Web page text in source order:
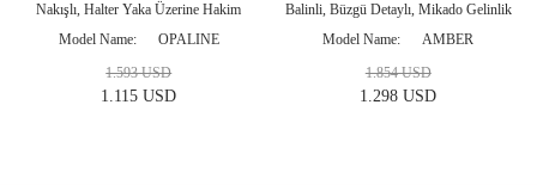
Nakışlı, Halter Yaka Üzerine Hakim
Yaka, İşlemeli Dantelli, Sırt Dekolteli, V
Model Name OPALINE
1.115 USD
1.593 USD
Balinli, Büzgü Detaylı, Mikado Gelinlik
Model Name AMBER
1.298 USD
1.854 USD